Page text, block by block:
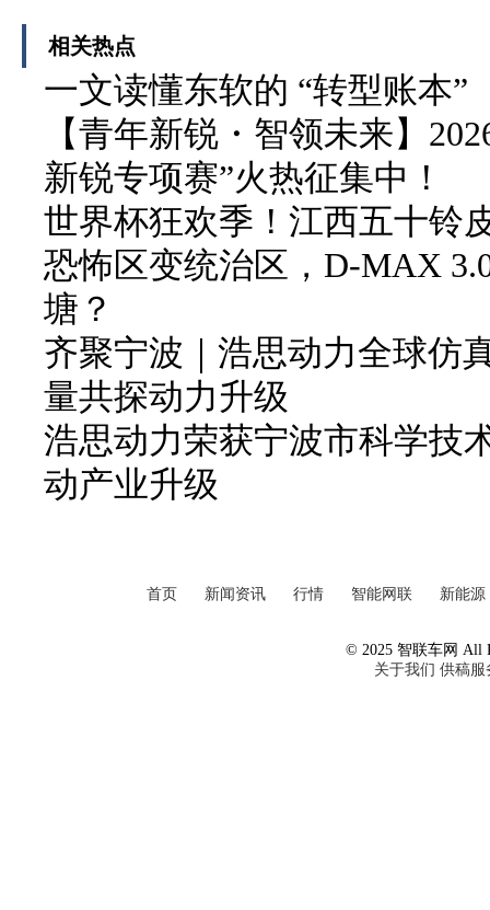
相关热点
一文读懂东软的 “转型账本”
【青年新锐・智领未来】
新锐专项赛”火热征集中！
世界杯狂欢季！江西五十铃
恐怖区变统治区，D-MAX
塘？
齐聚宁波｜浩思动力全球仿
量共探动力升级
浩思动力荣获宁波市科学技
动产业升级
首页 新闻资讯 行情 智能网联 新能源
© 2025 智联车网 All
关于我们 供稿服